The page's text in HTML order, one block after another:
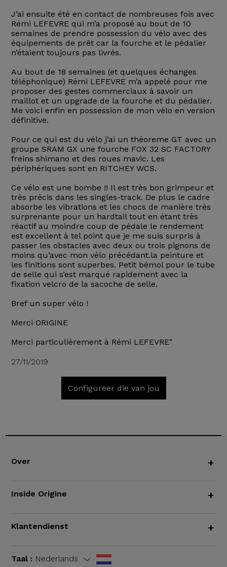
J’ai ensuite été en contact de nombreuses fois avec
Rémi LEFEVRE qui m’a proposé au bout de 10
semaines de prendre possession du vélo avec des
équipements de prêt car la fourche et le pédalier
n’étaient toujours pas livrés.
Au bout de 18 semaines (et quelques échanges
téléphonique) Rémi LEFEVRE m’a appelé pour me
proposer des gestes commerciaux à savoir un
maillot et un upgrade de la fourche et du pédalier.
Me voici enfin en possession de mon vélo en version
définitive.
Pour ce qui est du vélo j’ai un théoreme GT avec un
groupe SRAM GX une fourche FOX 32 SC FACTORY
freins shimano et des roues mavic. Les
périphériques sont en RITCHEY WCS.
Ce vélo est une bombe !! Il est très bon grimpeur et
très précis dans les singles-track. De plus le cadre
absorbe les vibrations et les chocs de manière très
surprenante pour un hardtail tout en étant très
réactif au moindre coup de pédale le rendement
est excellent à tel point que je me suis surpris à
passer les obstacles avec deux ou trois pignons de
moins qu’avec mon vélo précédant.la peinture et
les finitions sont superbes. Petit bémol pour le tube
de selle qui s’est marqué rapidement avec la
fixation velcro de la sacoche de selle.
Bref un super vélo !
Merci ORIGINE
Merci particulièrement à Rémi LEFEVRE"
27/11/2019
Configureer die van jou
Over +
Inside Origine +
Klantendienst +
Taal : Nederlands